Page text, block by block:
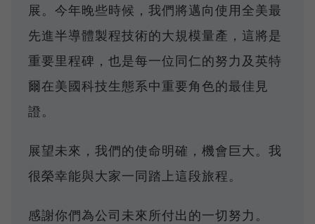
展。今年晚些時候，我們將邁向使用全美最
先進半導體製程技術的大規模量產，這將是
重要里程碑，也是每一位同仁的努力及英特
爾在美國科技生態系中重要角色的最佳見
證。
展望未來，我們的使命明確，機會巨大。我
很榮幸能與大家一同踏上這段旅程。
感謝你們為公司未來所付出的一切努力。